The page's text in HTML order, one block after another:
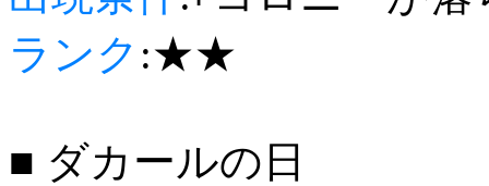
ランク :★★
■ ダカールの日